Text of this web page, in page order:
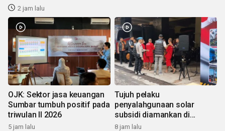
2 jam lalu
OJK: Sektor jasa keuangan
Sumbar tumbuh positif pada
triwulan II 2026
5 jam lalu
Tujuh pelaku
penyalahgunaan solar
subsidi diamankan di
Sumbar
8 jam lalu